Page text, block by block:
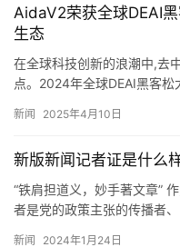
AidaV2荣获全球DEAI
生态
在全球科技创新的浪潮中,去
点。2024年全球DEAI黑客
新闻 2025年4月10日
新版新闻记者证是什么
“铁肩担道义，妙手著文章”
者是党的政策主张的传播者
新闻 2024年1月24日